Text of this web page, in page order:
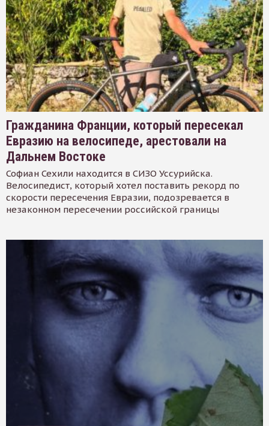
Гражданина Франции, который пересекал
Евразию на велосипеде, арестовали на
Дальнем Востоке
Софиан Сехили находится в СИЗО Уссурийска.
Велосипедист, который хотел поставить рекорд по
скорости пересечения Евразии, подозревается в
незаконном пересечении российской границы